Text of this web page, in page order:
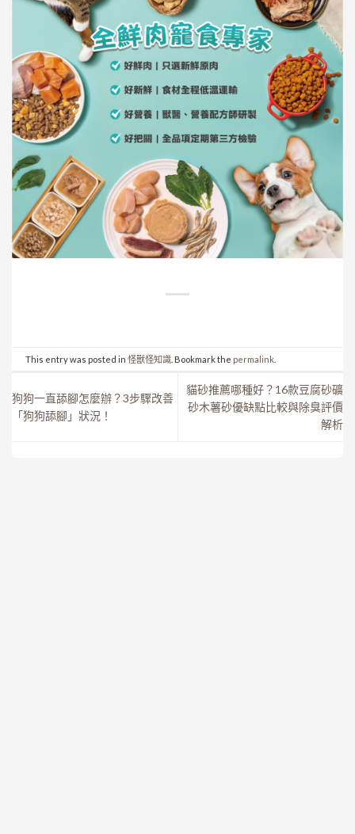
This entry was posted in 怪獸怪知識. Bookmark the permalink.
狗狗一直舔腳怎麼辦？3步驟改善
「狗狗舔腳」狀況！
貓砂推薦哪種好？16款豆腐砂礦
砂木薯砂優缺點比較與除臭評價
解析